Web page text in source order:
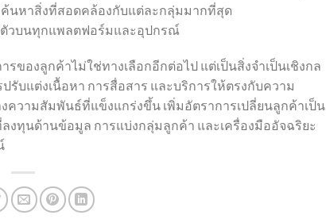
นหาสิ่งที่สอดคล้องกับแต่ละกลุ่มมากที่สุด
วบนทุกแพลตฟอร์มและอุปกรณ์
องลูกค้าไม่ใช่ทางเลือกอีกต่อไป แต่เป็นสิ่งจำเป็นเชิงกล
บแต่งเนื้อหา การสื่อสาร และบริการให้ตรงกับความ
ความสัมพันธ์ที่แข็งแกร่งขึ้น เพิ่มอัตราการเปลี่ยนลูกค้าเป็น
งทุนด้านข้อมูล การแบ่งกลุ่มลูกค้า และเครื่องมืออัจฉริยะ